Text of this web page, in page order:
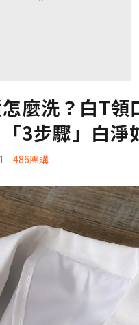
麼洗？白T領
3步驟」白淨
486團購